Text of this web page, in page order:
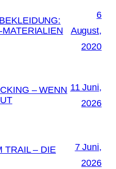
6
August,
2020
– WENN 11 Juni,
2026
TRAIL – DIE
7 Juni,
2026